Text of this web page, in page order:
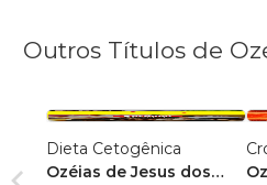
Outros Títulos de
Dieta Cetogênica
Ozéias de Jesus dos